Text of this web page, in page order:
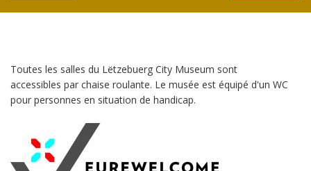
Toutes les salles du Lëtzebuerg City Museum sont
accessibles par chaise roulante. Le musée est équipé d'un WC
pour personnes en situation de handicap.